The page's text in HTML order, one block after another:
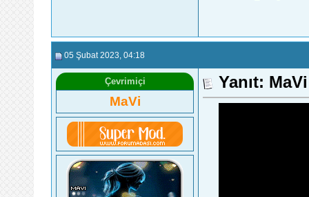
05 Şubat 2023 , 04:18
Çevrimiçi
MaVi
Yanıt: